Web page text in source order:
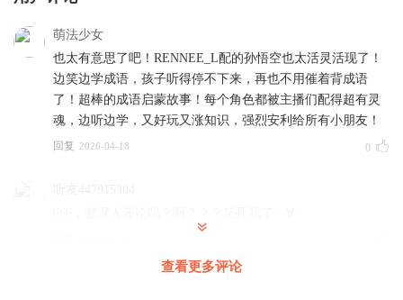
萌法少女
也太有意思了吧！RENNEE_L配的孙悟空也太活灵活现了！
边笑边学成语，孩子听得停不下来，再也不用催着背成语
了！超棒的成语启蒙故事！每个角色都被主播们配得超有灵
魂，边听边学，又好玩又涨知识，强烈安利给所有小朋友！
回复 2026-04-18 0
查看更多评论